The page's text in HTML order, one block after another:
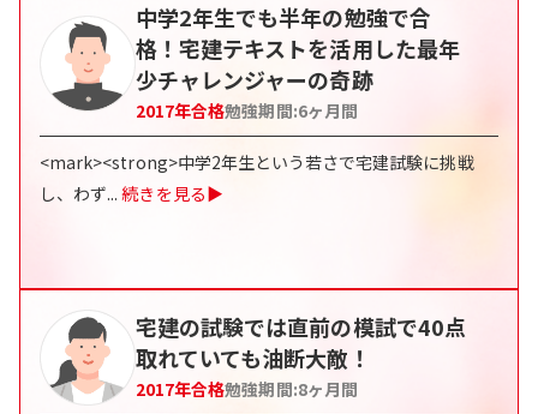
中学2年生でも半年の勉強で合
格！宅建テキストを活用した最年
少チャレンジャーの奇跡
2017年合格勉強期間:6ヶ月間
<mark><strong>中学2年生という若さで宅建試験に挑戦
し、わず... 続きを見る▶
宅建の試験では直前の模試で40点
取れていても油断大敵！
2017年合格勉強期間:8ヶ月間